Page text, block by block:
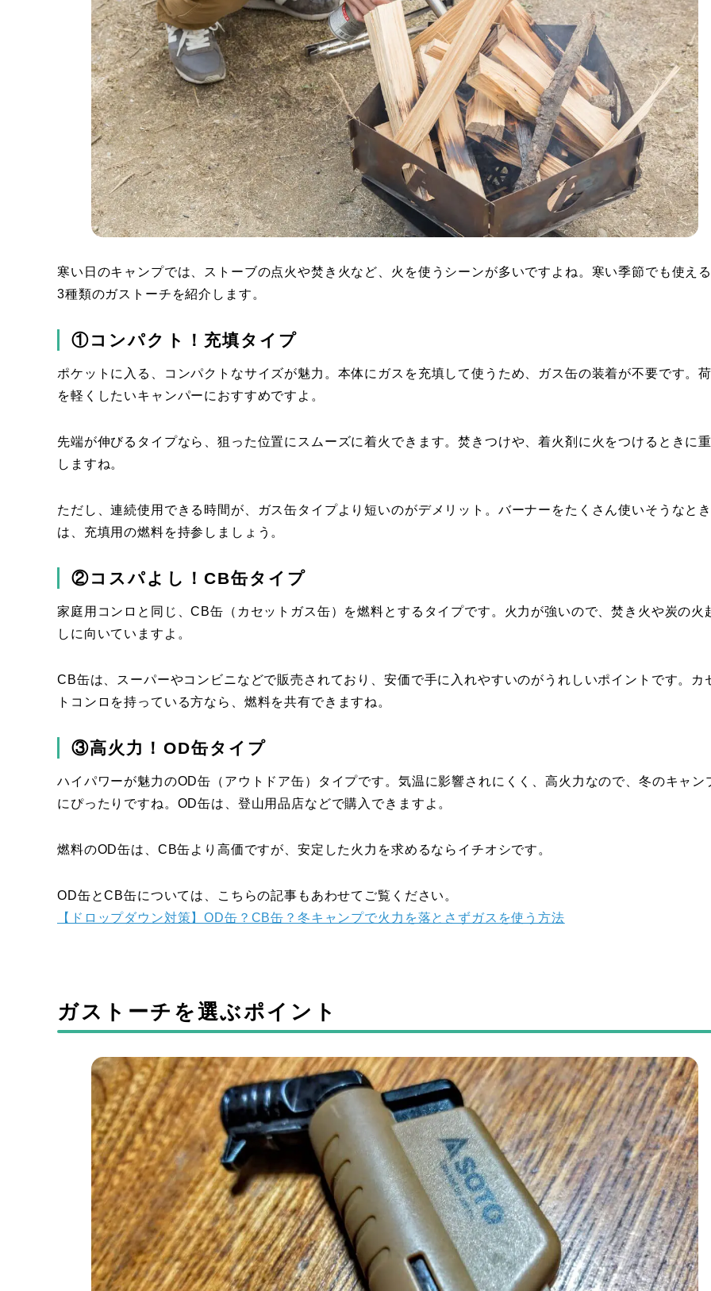
寒い日のキャンプでは、ストーブの点火や焚き火など、火を使うシーンが多いですよね。寒い季節でも使える
3種類のガストーチを紹介します。
①コンパクト！充填タイプ
ポケットに入る、コンパクトなサイズが魅力。本体にガスを充填して使うため、ガス缶の装着が不要です。
を軽くしたいキャンパーにおすすめですよ。
先端が伸びるタイプなら、狙った位置にスムーズに着火できます。焚きつけや、着火剤に火をつけるときに
しますね。
ただし、連続使用できる時間が、ガス缶タイプより短いのがデメリット。バーナーをたくさん使いそうなとき
は、充填用の燃料を持参しましょう。
②コスパよし！CB缶タイプ
家庭用コンロと同じ、CB缶（カセットガス缶）を燃料とするタイプです。火力が強いので、焚き火や炭の火
しに向いていますよ。
CB缶は、スーパーやコンビニなどで販売されており、安価で手に入れやすいのがうれしいポイントです。カ
トコンロを持っている方なら、燃料を共有できますね。
③高火力！OD缶タイプ
ハイパワーが魅力のOD缶（アウトドア缶）タイプです。気温に影響されにくく、高火力なので、冬のキャン
にぴったりですね。OD缶は、登山用品店などで購入できますよ。
燃料のOD缶は、CB缶より高価ですが、安定した火力を求めるならイチオシです。
OD缶とCB缶については、こちらの記事もあわせてご覧ください。
【ドロップダウン対策】OD缶？CB缶？冬キャンプで火力を落とさずガスを使う方法
ガストーチを選ぶポイント